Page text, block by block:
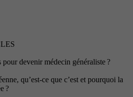
pour devenir médecin généraliste ?
qu’est-ce que c’est et pourquoi la
?